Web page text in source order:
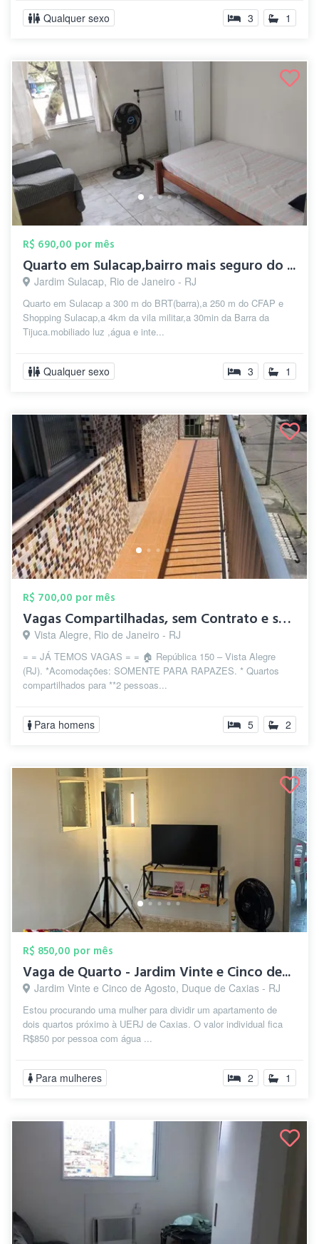
Qualquer sexo 3 1
R$ 690,00 por mês
Quarto em Sulacap,bairro mais seguro do ...
Jardim Sulacap, Rio de Janeiro - RJ
Quarto em Sulacap a 300 m do BRT(barra),a 250 m do CFAP e
Shopping Sulacap,a 4km da vila militar,a 30min da Barra da
Tijuca.mobiliado luz ,água e inte...
Qualquer sexo 3 1
R$ 700,00 por mês
Vagas Compartilhadas, sem Contrato e sem...
Vista Alegre, Rio de Janeiro - RJ
= = JÁ TEMOS VAGAS = = 🏠 República 150 – Vista Alegre
(RJ). *Acomodações: SOMENTE PARA RAPAZES. * Quartos
compartilhados para **2 pessoas...
Para homens 5 2
R$ 850,00 por mês
Vaga de Quarto - Jardim Vinte e Cinco de...
Jardim Vinte e Cinco de Agosto, Duque de Caxias - RJ
Estou procurando uma mulher para dividir um apartamento de
dois quartos próximo à UERJ de Caxias. O valor individual fica
R$850 por pessoa com água ...
Para mulheres 2 1